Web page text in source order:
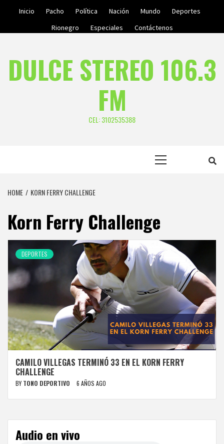
Inicio Pacho Política Nación Mundo
Deportes
Rionegro
Especiales Contáctenos
DULCE STEREO 106.3
FM
CEL: 3102535388
HOME KORN FERRY CHALLENGE
Korn Ferry Challenge
DEPORTES
CAMILO VILLEGAS TERMINÓ 33 EN EL KORN FERRY
CHALLENGE
BY TONO DEPORTIVO 6 AÑOS AGO
Audio en vivo